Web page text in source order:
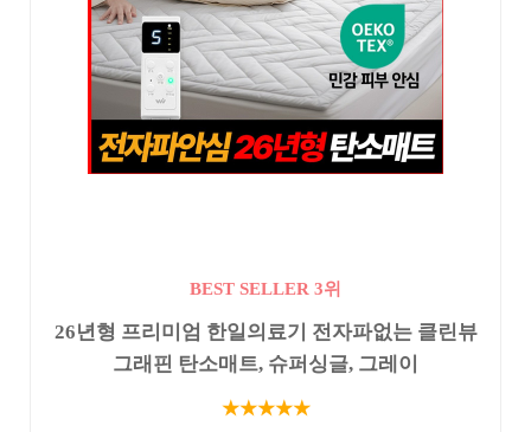
BEST SELLER 3위
26년형 프리미엄 한일의료기 전자파없는 클린뷰
그래핀 탄소매트, 슈퍼싱글, 그레이
★★★★★